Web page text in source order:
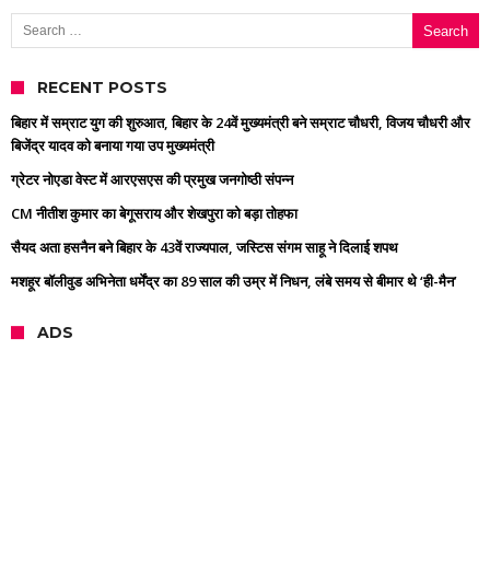
Search for:
RECENT POSTS
बिहार में सम्राट युग की शुरुआत, बिहार के 24वें मुख्यमंत्री बने सम्राट चौधरी, विजय चौधरी और
बिजेंद्र यादव को बनाया गया उप मुख्यमंत्री
ग्रेटर नोएडा वेस्ट में आरएसएस की प्रमुख जनगोष्ठी संपन्न
CM नीतीश कुमार का बेगूसराय और शेखपुरा को बड़ा तोहफा
सैयद अता हसनैन बने बिहार के 43वें राज्यपाल, जस्टिस संगम साहू ने दिलाई शपथ
मशहूर बॉलीवुड अभिनेता धर्मेंद्र का 89 साल की उम्र में निधन, लंबे समय से बीमार थे ‘ही-मैन’
ADS